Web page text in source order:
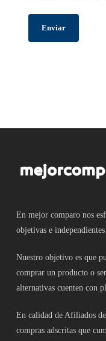
En mejor comparo nos
objetivas e
Nuestro objetivo es que
comprar un producto o
alternativas cuenten con
En calidad de Afiliados
compras adscritas que